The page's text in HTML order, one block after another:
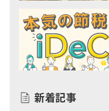
新着記事